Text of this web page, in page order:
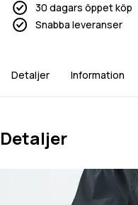
30 dagars öppet köp
Snabba leveranser
Detaljer Information
Detaljer